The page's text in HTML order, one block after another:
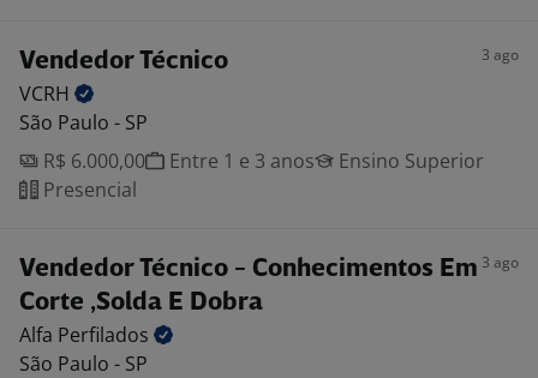
Vendedor Técnico 3 ago
VCRH
São Paulo - SP
R$ 6.000,00
Entre 1 e 3 anos
Ensino Superior
Presencial
Vendedor Técnico - Conhecimentos Em
Corte ,Solda E Dobra
3 ago
Alfa Perfilados
São Paulo - SP